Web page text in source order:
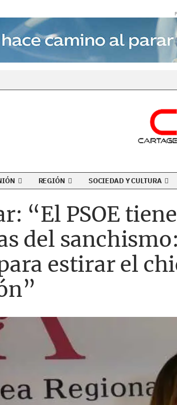
REGIÓN SOCIEDAD Y CULTURA
“El PSOE
del
estirar el